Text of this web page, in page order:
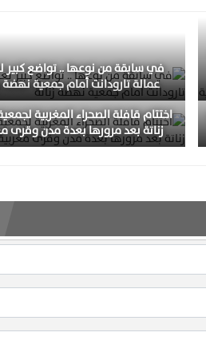
في سابقة من نوعها .. تواضع كبير
عمالة تارودانت أمام جمعية نهضة
اختتام قافلة الصحراء المغربية
زناتة بعد مرورها بعدة مدن وقرى